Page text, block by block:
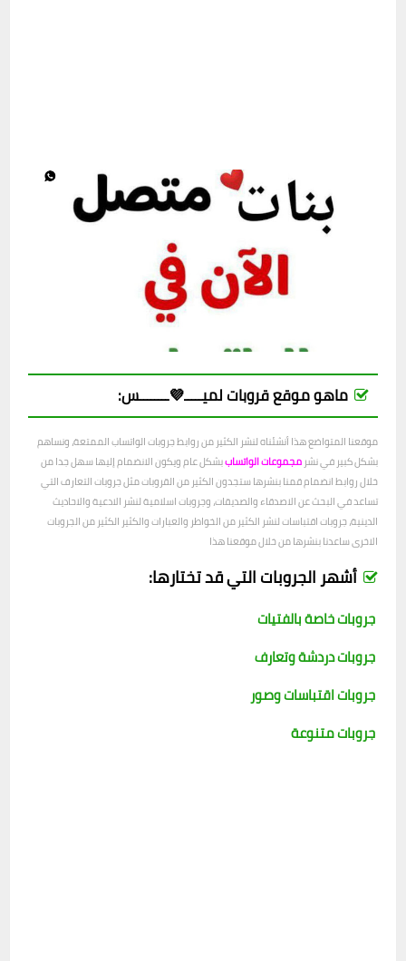
ماهو موقع قروبات لميـــــ💜ــــــــس:
موقعنا المتواضع هذا أنشئناه لنشر الكثير من روابط جروبات الواتساب الممتعة، ونساهم
بشكل كبير في نشر مجموعات الواتساببشكل عام ويكون الانضمام إليها سهل جدا من
خلال روابط انضمام قمنا بنشرها ستجدون الكثير من القروبات مثل جروبات التعارف التي
تساعد في البحث عن الاصدقاء والصديقات، وجروبات اسلامية لنشر الادعية والاحاديث
الدينية، جروبات اقتباسات لنشر الكثير من الخواطر والعبارات والكثير الكثير من الجروبات
الاخرى ساعدنا بنشرها من خلال موقعنا هذا
أشهر الجروبات التي قد تختارها:
جروبات خاصة بالفتيات
جروبات دردشة وتعارف
جروبات اقتباسات وصور
جروبات متنوعة